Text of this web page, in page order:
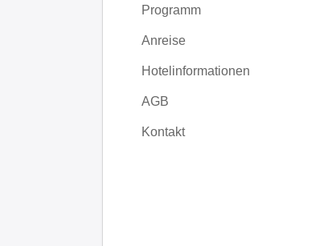
Programm
Anreise
Hotelinformationen
AGB
Kontakt